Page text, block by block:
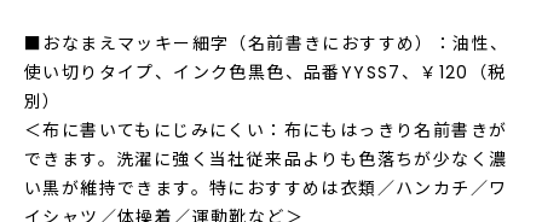
■おなまえマッキー細字（名前書きにおすすめ）：油性、
使い切りタイプ、インク色黒色、品番YYSS7、￥120（税
別）
＜布に書いてもにじみにくい：布にもはっきり名前書きが
できます。洗濯に強く当社従来品よりも色落ちが少なく濃
い黒が維持できます。特におすすめは衣類／ハンカチ／ワ